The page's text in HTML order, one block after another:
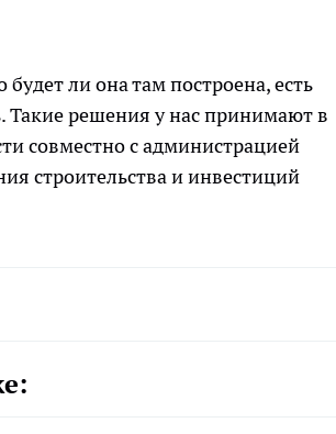
ли она там построена, есть
Такие решения у нас принимают в
совместно с администрацией
строительства и инвестиций